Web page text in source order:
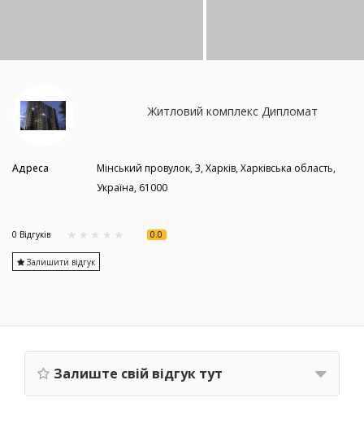
Житловий комплекс Дипломат
Адреса
Мінський провулок, 3, Харків, Харківська область,
Україна, 61000
0 Вiдгукiв 0.0
Залишити відгук
Залиште свій відгук тут